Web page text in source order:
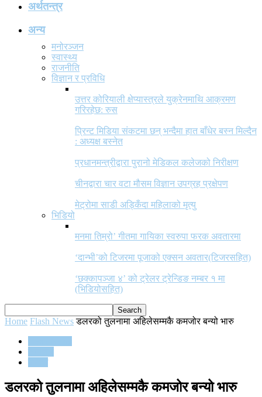
अर्थतन्त्र
अन्य
मनोरञ्जन
स्वास्थ्य
राजनीति
विज्ञान र प्रविधि
उत्तर कोरियाली क्षेप्यास्त्रले युक्रेनमाथि आक्रमण
गरिरहेछ: रुस
प्रिन्ट मिडिया संकटमा छन् भन्दैमा हात बाँधेर बस्न मिल्दैन
: अध्यक्ष बस्नेत
प्रधानमन्त्रीद्वारा पुरानो मेडिकल कलेजको निरीक्षण
चीनद्वारा चार वटा मौसम विज्ञान उपग्रह प्रक्षेपण
मेट्रोमा साडी अड्किँदा महिलाको मृत्यु
भिडियो
मनमा तिम्रो’ गीतमा गायिका स्वरुपा फरक अवतारमा
‘दान्भी’को टिजरमा पूजाको एक्सन अवतार(टिजरसहित)
‘छक्कापञ्जा ४’ को ट्रेलर ट्रेन्डिङ नम्बर १ मा
(भिडियोसहित)
Home Flash News डलरको तुलनामा अहिलेसम्मकै कमजोर बन्यो भारु
डलरको तुलनामा अहिलेसम्मकै कमजोर बन्यो भारु